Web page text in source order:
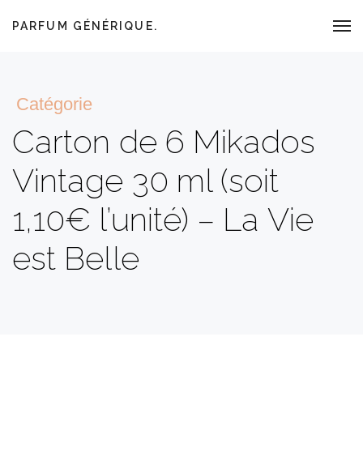
PARFUM GÉNÉRIQUE.
Catégorie
Carton de 6 Mikados
Vintage 30 ml (soit
1,10€ l’unité) – La Vie
est Belle